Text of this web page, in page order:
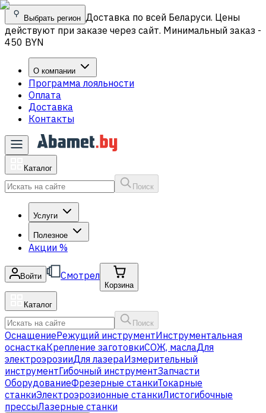
Выбрать регион Доставка по всей Беларуси. Цены
действуют при заказе через сайт. Минимальный заказ -
450 BYN
О компании
Программа лояльности
Оплата
Доставка
Контакты
Каталог
Поиск
Услуги
Полезное
Акции %
Войти Смотрел
Корзина
Каталог
Поиск
ОснащениеРежущий инструментИнструментальная
оснасткаКрепление заготовкиСОЖ, маслаДля
электроэрозииДля лазераИзмерительный
инструментГибочный инструментЗапчасти
ОборудованиеФрезерные станкиТокарные
станкиЭлектроэрозионные станкиЛистогибочные
прессыЛазерные станки